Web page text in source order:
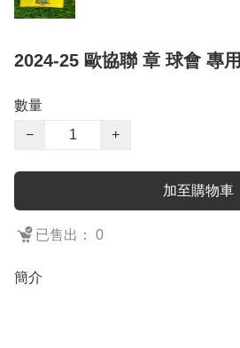
2024-25 歐協聯 章 球會 專用
數量
−
+
加至購物車
已售出： 0
簡介